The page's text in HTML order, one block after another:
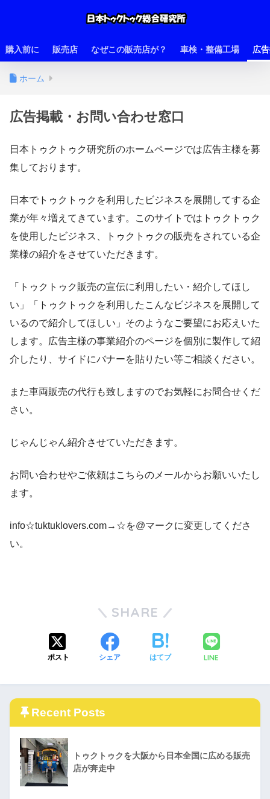
購入前に 販売店 なぜこの販売店が？ 車検・整備工場 広
ホーム
広告掲載・お問い合わせ窓口
日本トゥクトゥク研究所のホームページでは広告主様を募
集しております。
日本でトゥクトゥクを利用したビジネスを展開してする企
業が年々増えてきています。このサイトではトゥクトゥク
を使用したビジネス、トゥクトゥクの販売をされている企
業様の紹介をさせていただきます。
「トゥクトゥク販売の宣伝に利用したい・紹介してほし
い」「トゥクトゥクを利用したこんなビジネスを展開して
いるので紹介してほしい」そのようなご要望にお応えいた
します。広告主様の事業紹介のページを個別に製作して紹
介したり、サイドにバナーを貼りたい等ご相談ください。
また車両販売の代行も致しますのでお気軽にお問合せくだ
さい。
じゃんじゃん紹介させていただきます。
お問い合わせやご依頼はこちらのメールからお願いいたし
ます。
info☆tuktuklovers.com→☆を@マークに変更してくださ
い。
SHARE
ポスト シェア はてブ LINE
Recent Posts
トゥクトゥクを大阪から日本全国に広める販売
店が奔走中